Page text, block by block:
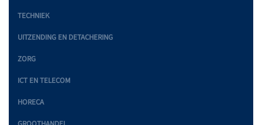
TECHNIEK
UITZENDING EN DETACHERING
ZORG
ICT EN TELECOM
HORECA